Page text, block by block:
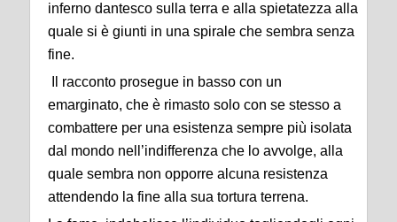
inferno dantesco sulla terra e alla spietatezza alla
quale si è giunti in una spirale che sembra senza
fine.
Il racconto prosegue in basso con un
emarginato, che è rimasto solo con se stesso a
combattere per una esistenza sempre più isolata
dal mondo nell’indifferenza che lo avvolge, alla
quale sembra non opporre alcuna resistenza
attendendo la fine alla sua tortura terrena.